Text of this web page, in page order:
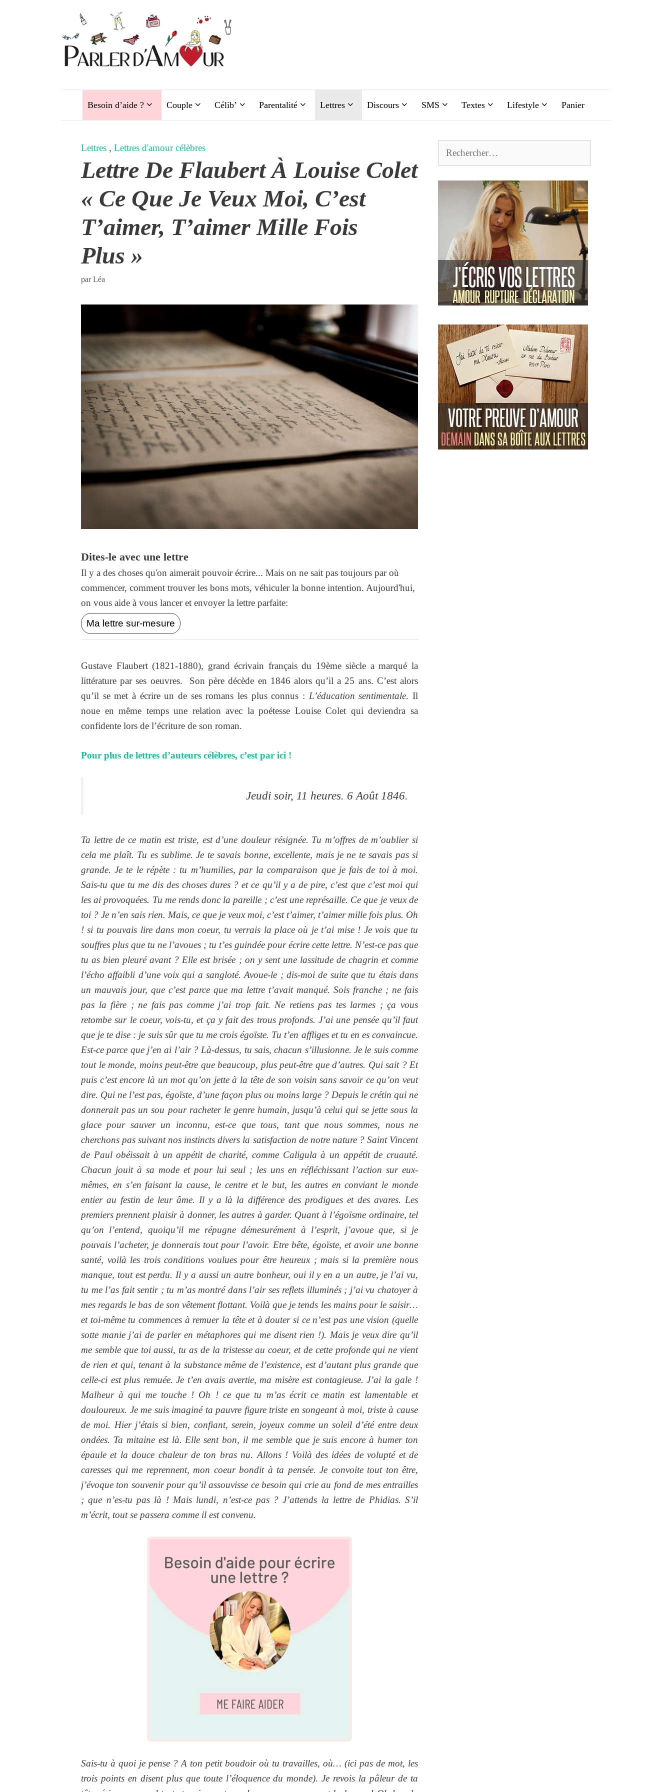
Besoin d’aide ? Couple Célib’ Parentalité Lettres Discours SMS Textes Lifestyle Panier
Lettres , Lettres d'amour célèbres
Lettre De Flaubert À Louise Colet
« Ce Que Je Veux Moi, C’est
T’aimer, T’aimer Mille Fois
Plus »
parLéa
Dites-le avec une lettre
Il y a des choses qu'on aimerait pouvoir écrire... Mais on ne sait pas toujours par où
commencer, comment trouver les bons mots, véhiculer la bonne intention. Aujourd'hui,
on vous aide à vous lancer et envoyer la lettre parfaite:
Ma lettre sur-mesure
Gustave Flaubert (1821-1880), grand écrivain français du 19ème siècle a marqué la
littérature par ses oeuvres. Son père décède en 1846 alors qu’il a 25 ans. C’est alors
qu’il se met à écrire un de ses romans les plus connus : L’éducation sentimentale. Il
noue en même temps une relation avec la poétesse Louise Colet qui deviendra sa
confidente lors de l’écriture de son roman.
Pour plus de lettres d’auteurs célèbres, c’est par ici !
Jeudi soir, 11 heures. 6 Août 1846.
Ta lettre de ce matin est triste, est d’une douleur résignée. Tu m’offres de m’oublier si
cela me plaît. Tu es sublime. Je te savais bonne, excellente, mais je ne te savais pas si
grande. Je te le répète : tu m’humilies, par la comparaison que je fais de toi à moi.
Sais-tu que tu me dis des choses dures ? et ce qu’il y a de pire, c’est que c’est moi qui
les ai provoquées. Tu me rends donc la pareille ; c’est une représaille. Ce que je veux de
toi ? Je n’en sais rien. Mais, ce que je veux moi, c’est t’aimer, t’aimer mille fois plus. Oh
! si tu pouvais lire dans mon coeur, tu verrais la place où je t’ai mise ! Je vois que tu
souffres plus que tu ne l’avoues ; tu t’es guindée pour écrire cette lettre. N’est-ce pas que
tu as bien pleuré avant ? Elle est brisée ; on y sent une lassitude de chagrin et comme
l’écho affaibli d’une voix qui a sangloté. Avoue-le ; dis-moi de suite que tu étais dans
un mauvais jour, que c’est parce que ma lettre t’avait manqué. Sois franche ; ne fais
pas la fière ; ne fais pas comme j’ai trop fait. Ne retiens pas tes larmes ; ça vous
retombe sur le coeur, vois-tu, et ça y fait des trous profonds. J’ai une pensée qu’il faut
que je te dise : je suis sûr que tu me crois égoïste. Tu t’en affliges et tu en es convaincue.
Est-ce parce que j’en ai l’air ? Là-dessus, tu sais, chacun s’illusionne. Je le suis comme
tout le monde, moins peut-être que beaucoup, plus peut-être que d’autres. Qui sait ? Et
puis c’est encore là un mot qu’on jette à la tête de son voisin sans savoir ce qu’on veut
dire. Qui ne l’est pas, égoïste, d’une façon plus ou moins large ? Depuis le crétin qui ne
donnerait pas un sou pour racheter le genre humain, jusqu’à celui qui se jette sous la
glace pour sauver un inconnu, est-ce que tous, tant que nous sommes, nous ne
cherchons pas suivant nos instincts divers la satisfaction de notre nature ? Saint Vincent
de Paul obéissait à un appétit de charité, comme Caligula à un appétit de cruauté.
Chacun jouit à sa mode et pour lui seul ; les uns en réfléchissant l’action sur eux-
mêmes, en s’en faisant la cause, le centre et le but, les autres en conviant le monde
entier au festin de leur âme. Il y a là la différence des prodigues et des avares. Les
premiers prennent plaisir à donner, les autres à garder. Quant à l’égoïsme ordinaire, tel
qu’on l’entend, quoiqu’il me répugne démesurément à l’esprit, j’avoue que, si je
pouvais l’acheter, je donnerais tout pour l’avoir. Etre bête, égoïste, et avoir une bonne
santé, voilà les trois conditions voulues pour être heureux ; mais si la première nous
manque, tout est perdu. Il y a aussi un autre bonheur, oui il y en a un autre, je l’ai vu,
tu me l’as fait sentir ; tu m’as montré dans l’air ses reflets illuminés ; j’ai vu chatoyer à
mes regards le bas de son vêtement flottant. Voilà que je tends les mains pour le saisir…
et toi-même tu commences à remuer la tête et à douter si ce n’est pas une vision (quelle
sotte manie j’ai de parler en métaphores qui me disent rien !). Mais je veux dire qu’il
me semble que toi aussi, tu as de la tristesse au coeur, et de cette profonde qui ne vient
de rien et qui, tenant à la substance même de l’existence, est d’autant plus grande que
celle-ci est plus remuée. Je t’en avais avertie, ma misère est contagieuse. J’ai la gale !
Malheur à qui me touche ! Oh ! ce que tu m’as écrit ce matin est lamentable et
douloureux. Je me suis imaginé ta pauvre figure triste en songeant à moi, triste à cause
de moi. Hier j’étais si bien, confiant, serein, joyeux comme un soleil d’été entre deux
ondées. Ta mitaine est là. Elle sent bon, il me semble que je suis encore à humer ton
épaule et la douce chaleur de ton bras nu. Allons ! Voilà des idées de volupté et de
caresses qui me reprennent, mon coeur bondit à ta pensée. Je convoite tout ton être,
j’évoque ton souvenir pour qu’il assouvisse ce besoin qui crie au fond de mes entrailles
; que n’es-tu pas là ! Mais lundi, n’est-ce pas ? J’attends la lettre de Phidias. S’il
m’écrit, tout se passera comme il est convenu.
Sais-tu à quoi je pense ? A ton petit boudoir où tu travailles, où… (ici pas de mot, les
trois points en disent plus que toute l’éloquence du monde). Je revois la pâleur de ta